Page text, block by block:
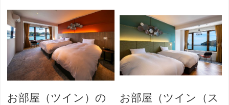
お部屋（ツイン）の
お部屋（ツイン（ス